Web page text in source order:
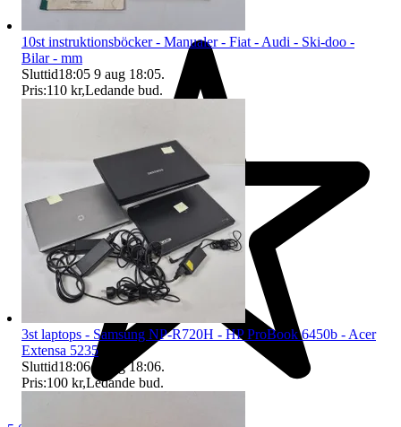
10st instruktionsböcker - Manualer - Fiat - Audi - Ski-doo -
Bilar - mm
Sluttid18:05 9 aug 18:05.
Pris:110 kr,Ledande bud.
3st laptops - Samsung NP-R720H - HP ProBook 6450b - Acer
Extensa 5235
Sluttid18:06 9 aug 18:06.
Pris:100 kr,Ledande bud.